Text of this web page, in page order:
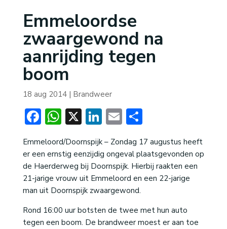
Emmeloordse
zwaargewond na
aanrijding tegen
boom
18 aug 2014| Brandweer
Facebook
WhatsApp
X LinkedIn
EmailDelen
Emmeloord/Doornspijk – Zondag 17 augustus heeft
er een ernstig eenzijdig ongeval plaatsgevonden op
de Haerderweg bij Doornspijk. Hierbij raakten een
21-jarige vrouw uit Emmeloord en een 22-jarige
man uit Doornspijk zwaargewond.
Rond 16:00 uur botsten de twee met hun auto
tegen een boom. De brandweer moest er aan toe